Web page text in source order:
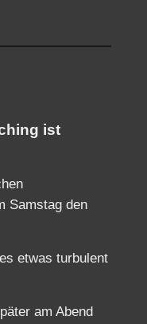
ist
Samstag den
etwas turbulent
am Abend